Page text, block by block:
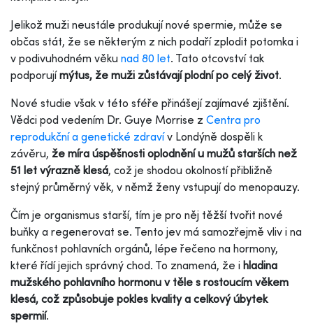
Jelikož muži neustále produkují nové spermie, může se
občas stát, že se některým z nich podaří zplodit potomka i
v podivuhodném věku nad 80 let. Tato otcovství tak
podporujímýtus, že muži zůstávají plodní po celý život.
Nové studie však v této sféře přinášejí zajímavé zjištění.
Vědci pod vedením Dr. Guye Morrise z Centra pro
reprodukční a genetické zdravív Londýně dospěli k
závěru, že míra úspěšnosti oplodnění u mužů starších než
51 let výrazně klesá, což je shodou okolností přibližně
stejný průměrný věk, v němž ženy vstupují do menopauzy.
Čím je organismus starší, tím je pro něj těžší tvořit nové
buňky a regenerovat se. Tento jev má samozřejmě vliv i na
funkčnost pohlavních orgánů, lépe řečeno na hormony,
které řídí jejich správný chod. To znamená, že i hladina
mužského pohlavního hormonu v těle s rostoucím věkem
klesá, což způsobuje pokles kvality a celkový úbytek
spermií.